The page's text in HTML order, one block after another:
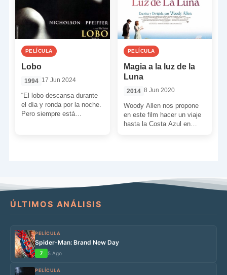
PELÍCULA
Lobo
1994 17 Jun 2024
“El lobo descansa durante
el día y ronda por la noche.
Pero siempre está
PELÍCULA
Magia a la luz de la
Luna
2014 8 Jun 2020
Woody Allen nos propone
en este film hacer un viaje
hasta la Costa Azul en
ÚLTIMOS ANÁLISIS
PELÍCULA
Spider-Man: Brand New Day
7 5 Ago
PELÍCULA